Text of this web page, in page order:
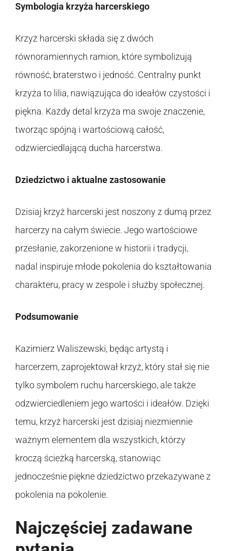
Symbologia krzyża harcerskiego
Krzyż harcerski składa się z dwóch
równoramiennych ramion, które symbolizują
równość, braterstwo i jedność. Centralny punkt
krzyża to lilia, nawiązująca do ideałów czystości i
piękna. Każdy detal krzyża ma swoje znaczenie,
tworząc spójną i wartościową całość,
odzwierciedlającą ducha harcerstwa.
Dziedzictwo i aktualne zastosowanie
Dzisiaj krzyż harcerski jest noszony z dumą przez
harcerzy na całym świecie. Jego wartościowe
przesłanie, zakorzenione w historii i tradycji,
nadal inspiruje młode pokolenia do kształtowania
charakteru, pracy w zespole i służby społecznej.
Podsumowanie
Kazimierz Waliszewski, będąc artystą i
harcerzem, zaprojektował krzyż, który stał się nie
tylko symbolem ruchu harcerskiego, ale także
odzwierciedleniem jego wartości i ideałów. Dzięki
temu, krzyż harcerski jest dzisiaj niezmiennie
ważnym elementem dla wszystkich, którzy
kroczą ścieżką harcerską, stanowiąc
jednocześnie piękne dziedzictwo przekazywane z
pokolenia na pokolenie.
Najczęściej zadawane